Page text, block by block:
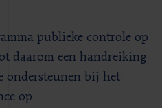
publieke controle op
daarom een handreiking
ondersteunen bij het
op